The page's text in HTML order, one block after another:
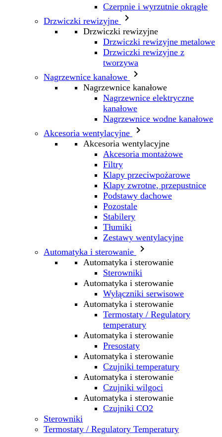
Czerpnie i wyrzutnie okrągłe
Drzwiczki rewizyjne

Drzwiczki rewizyjne
Drzwiczki rewizyjne metalowe
Drzwiczki rewizyjne z
tworzywa
Nagrzewnice kanałowe

Nagrzewnice kanałowe
Nagrzewnice elektryczne
kanałowe
Nagrzewnice wodne kanałowe
Akcesoria wentylacyjne

Akcesoria wentylacyjne
Akcesoria montażowe
Filtry
Klapy przeciwpożarowe
Klapy zwrotne, przepustnice
Podstawy dachowe
Pozostale
Stabilery
Tłumiki
Zestawy wentylacyjne
Automatyka i sterowanie

Automatyka i sterowanie
Sterowniki
Automatyka i sterowanie
Wyłączniki serwisowe
Automatyka i sterowanie
Termostaty / Regulatory
temperatury
Automatyka i sterowanie
Presostaty
Automatyka i sterowanie
Czujniki temperatury
Automatyka i sterowanie
Czujniki wilgoci
Automatyka i sterowanie
Czujniki CO2
Sterowniki
Termostaty / Regulatory Temperatury